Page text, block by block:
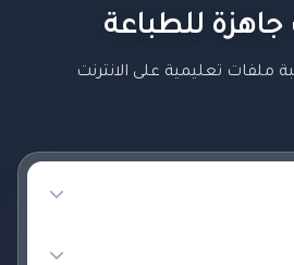
للطباعة
ملفات تعليمية على الانترنت